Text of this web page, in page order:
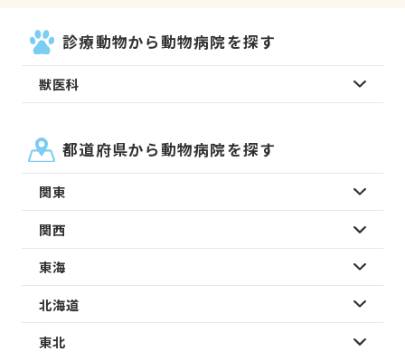
診療動物から動物病院を探す
獣医科
都道府県から動物病院を探す
関東
関西
東海
北海道
東北